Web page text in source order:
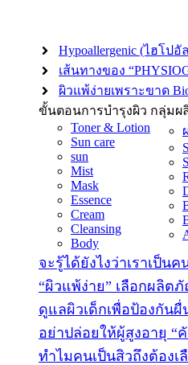
Hypoallergenic (ไฮโ
เส้นทางของ
ผิวแพ้ง่ายเพราะขาด
ขั้นตอนการบำรุงผิว
Toner & Lotion
Sun care
sun
Mist
Mask
Essence
Cream
Cleansing
Body
กลุ่ม
จะรู้ได้ยังไงว่าเราเป็น
“ผิวแพ้ง่าย” เลือกผลิต
ดูแลผิวเด็กเพื่อป้องกันผื่
อย่าปล่อยให้ผู้สูงอายุ “คั
ทำไมคนเป็นสิวถึงต้อง